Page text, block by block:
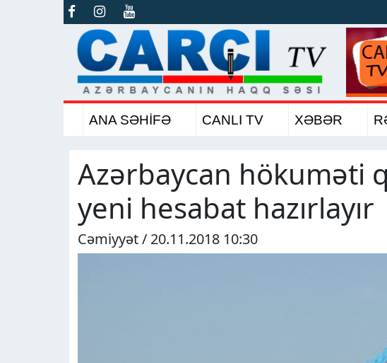
ANA SƏHİFƏ CANLI TV XƏBƏR
Azərbaycan hökuməti
yeni hesabat hazırlayır
Cəmiyyət / 20.11.2018 10:30